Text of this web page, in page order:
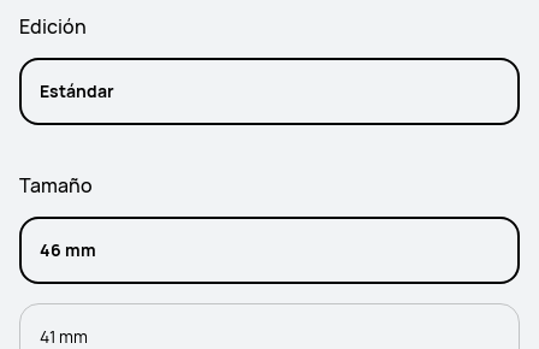
Edición
Estándar
Tamaño
46 mm
41 mm